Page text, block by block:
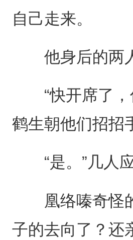
自己走来。
他身后的两人
“快开席了，
鹤生朝他们招招
“是。”几人应
凰络嗪奇怪的
子的去向了？还